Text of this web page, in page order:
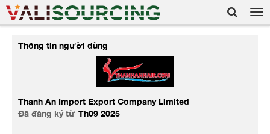
Thông tin người dùng
Thanh An Import Export Company Limited
Đã đăng ký từ Th09 2025